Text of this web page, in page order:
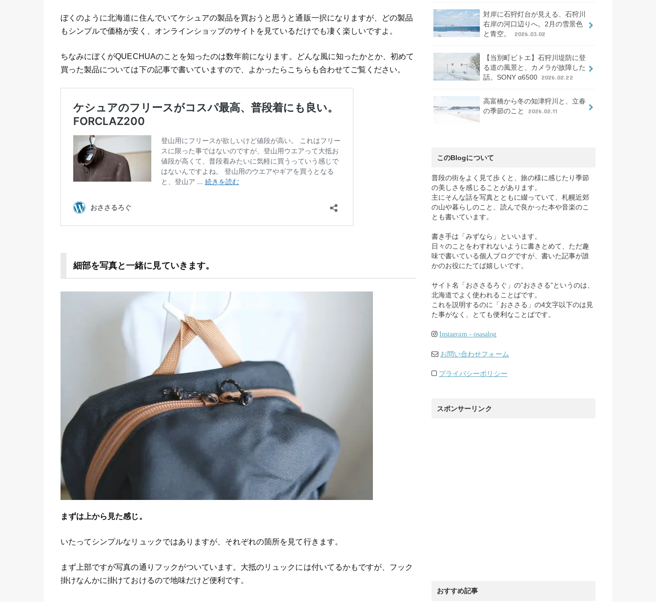
ぼくのように北海道に住んでいてケシュアの製品を買おうと思うと通販一択になりますが、どの製品
もシンプルで価格が安く、オンラインショップのサイトを見ているだけでも凄く楽しいですよ。
ちなみにぼくがQUECHUAのことを知ったのは数年前になります。どんな風に知ったかとか、初めて
買った製品については下の記事で書いていますので、よかったらこちらも合わせてご覧ください。
細部を写真と一緒に見ていきます。
まずは上から見た感じ。
いたってシンプルなリュックではありますが、それぞれの箇所を見て行きます。
まず上部ですが写真の通りフックがついています。大抵のリュックには付いてるかもですが、フック
掛けなんかに掛けておけるので地味だけど便利です。
対岸に石狩灯台が見える、石狩川
右岸の河口辺りへ。2月の雪景色
と青空。
2026.03.02
【当別町ビトエ】石狩川堤防に登
る道の風景と、カメラが故障した
話。SONY α6500 2026.02.22
高富橋から冬の知津狩川と、立春
の季節のこと
2026.02.11
このBlogについて
普段の街をよく見て歩くと、旅の様に感じたり季節
の美しさを感じることがあります。
主にそんな話を写真とともに綴っていて、札幌近郊
の山や暮らしのこと、読んで良かった本や音楽のこ
とも書いています。
書き手は「みずなら」といいます。
日々のことをわすれないように書きとめて、ただ趣
味で書いている個人ブログですが、書いた記事が誰
かのお役にたてば嬉しいです。
サイト名「おささるろぐ」の”おささる”というのは、
北海道でよく使われることばです。
これを説明するのに「おささる」の4文字以下のは見
た事がなく、とても便利なことばです。
Instagram - osasalog
お問い合わせフォーム
プライバシーポリシー
スポンサーリンク
おすすめ記事